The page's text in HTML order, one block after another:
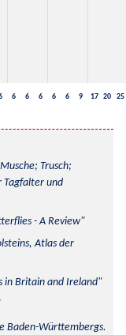
6 6 6 6 6 9 17 20 25
Trusch;
Tagfalter und
- A Review
Atlas der
in Britain and Ireland
Baden-Württembergs.